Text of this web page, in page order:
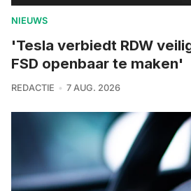
NIEUWS
'Tesla verbiedt RDW
FSD openbaar te maken'
REDACTIE 7 AUG. 2026